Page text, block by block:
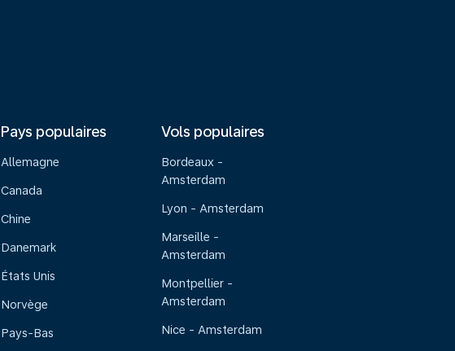
Pays populaires
Allemagne
Canada
Chine
Danemark
États Unis
Norvège
Pays-Bas
Vols populaires
Bordeaux -
Amsterdam
Lyon - Amsterdam
Marseille -
Amsterdam
Montpellier -
Amsterdam
Nice - Amsterdam